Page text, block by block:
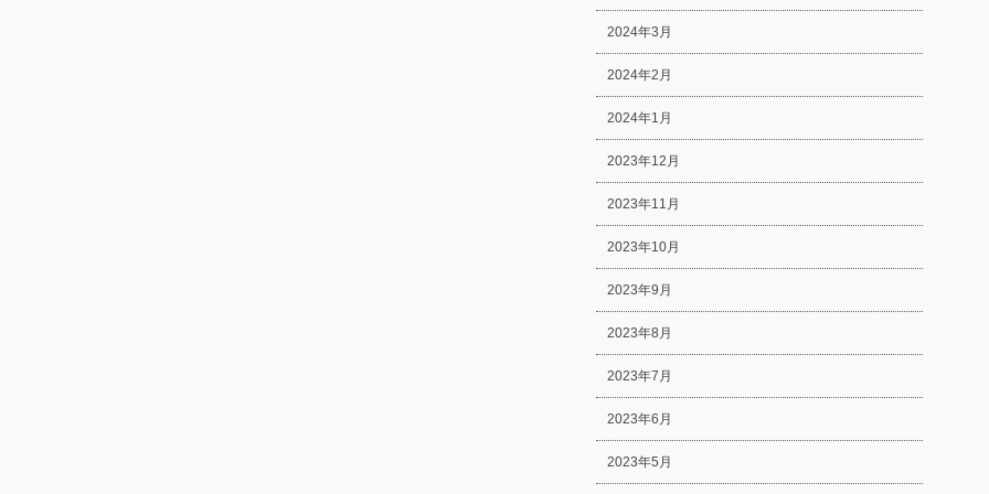
2024年3月
2024年2月
2024年1月
2023年12月
2023年11月
2023年10月
2023年9月
2023年8月
2023年7月
2023年6月
2023年5月